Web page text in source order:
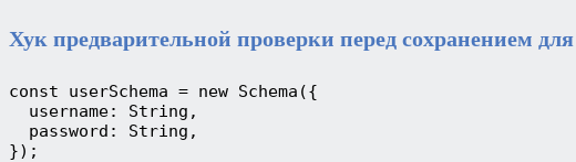
Хук предварительной проверки перед сохранением
const userSchema = new Schema({
  username: String,
  password: String,
});